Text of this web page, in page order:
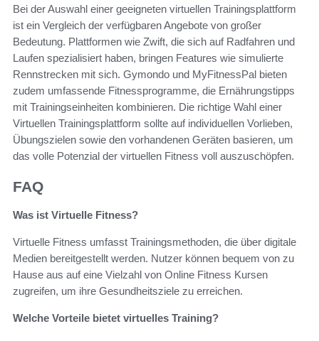
Bei der Auswahl einer geeigneten virtuellen Trainingsplattform
ist ein Vergleich der verfügbaren Angebote von großer
Bedeutung. Plattformen wie Zwift, die sich auf Radfahren und
Laufen spezialisiert haben, bringen Features wie simulierte
Rennstrecken mit sich. Gymondo und MyFitnessPal bieten
zudem umfassende Fitnessprogramme, die Ernährungstipps
mit Trainingseinheiten kombinieren. Die richtige Wahl einer
Virtuellen Trainingsplattform sollte auf individuellen Vorlieben,
Übungszielen sowie den vorhandenen Geräten basieren, um
das volle Potenzial der virtuellen Fitness voll auszuschöpfen.
FAQ
Was ist Virtuelle Fitness?
Virtuelle Fitness umfasst Trainingsmethoden, die über digitale
Medien bereitgestellt werden. Nutzer können bequem von zu
Hause aus auf eine Vielzahl von Online Fitness Kursen
zugreifen, um ihre Gesundheitsziele zu erreichen.
Welche Vorteile bietet virtuelles Training?